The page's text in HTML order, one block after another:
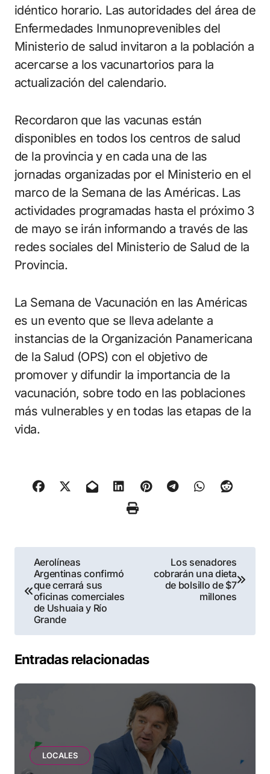
idéntico horario. Las autoridades del área de
Enfermedades Inmunoprevenibles del
Ministerio de salud invitaron a la población a
acercarse a los vacunartorios para la
actualización del calendario.
Recordaron que las vacunas están
disponibles en todos los centros de salud
de la provincia y en cada una de las
jornadas organizadas por el Ministerio en el
marco de la Semana de las Américas. Las
actividades programadas hasta el próximo 3
de mayo se irán informando a través de las
redes sociales del Ministerio de Salud de la
Provincia.
La Semana de Vacunación en las Américas
es un evento que se lleva adelante a
instancias de la Organización Panamericana
de la Salud (OPS) con el objetivo de
promover y difundir la importancia de la
vacunación, sobre todo en las poblaciones
más vulnerables y en todas las etapas de la
vida.
Navegación
de
entradas
Aerolíneas
Argentinas confirmó
que cerrará sus
oficinas comerciales
de Ushuaia y Río
Grande
Los senadores
cobrarán una dieta
de bolsillo de $7
millones
Entradas relacionadas
LOCALES